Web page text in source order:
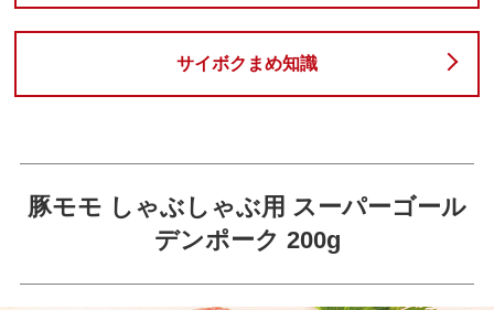
サイボクまめ知識
豚モモ しゃぶしゃぶ用 スーパーゴール
デンポーク 200g